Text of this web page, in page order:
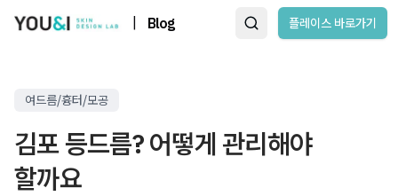
Blog 플레이스 바로가기
여드름/흉터/모공
김포 등드름? 어떻게 관리해야
할까요